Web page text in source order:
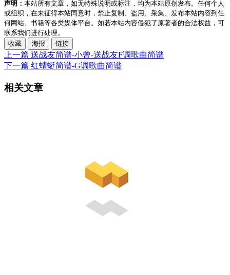
声明： 本站所有文章，如无特殊说明或标注，均为本站原创发布。任何个人
或组织，在未征得本站同意时，禁止复制、盗用、采集、发布本站内容到任
何网站、书籍等各类媒体平台。如若本站内容侵犯了原著者的合法权益，可
联系我们进行处理。
收藏
海报 链接
上一篇 送战友简谱-小曾-送战友F调歌曲简谱
下一篇 红蜻蜓简谱-G调歌曲简谱
相关文章